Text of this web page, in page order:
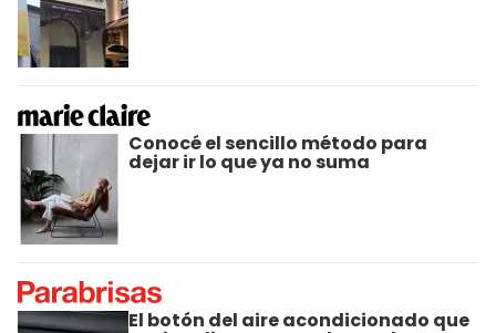
Conocé el sencillo método para
dejar ir lo que ya no suma
El botón del aire acondicionado que